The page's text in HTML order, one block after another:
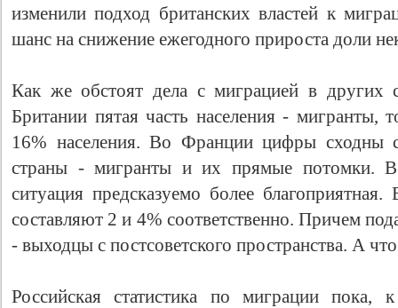
изменили подход британских властей к
шанс на снижение ежегодного прироста доли
Как же обстоят дела с миграцией в других
Британии пятая часть населения - мигранты,
16% населения. Во Франции цифры сходны
страны - мигранты и их прямые потомки.
ситуация предсказуемо более
составляют 2 и 4% соответственно. Причем
- выходцы с постсоветского пространства. А
Российская статистика по миграции пока,
Свидетельство